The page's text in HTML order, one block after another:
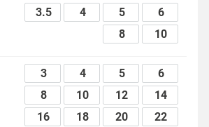
3.5
4 5
6
8
10
3 4 5
6
8
10 12
14
16
18 20
22